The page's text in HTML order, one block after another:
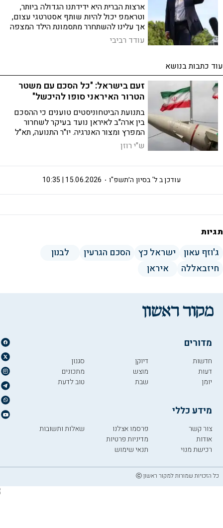
ארצות הברית היא ידידתנו הגדולה ביותר,
וטראמפ יכול להיות שותף אסטרטגי עצום,
אך עלינו להשתחרר מתסמונת הילד המצפה
לאישור מההורה
עודד רביבי
עוד כתבות בנושא
זעם בישראל: "כל הסכם עם משטר
הטרור האיראני סופו להיכשל"
בתנועת הביטחוניסטים טוענים כי ההסכם
בין ארה"ב לאיראן נועד בעיקר לשחרור
המפרץ ומצור האנרגיה. יו"ר התנועה, תא"ל
במיל' ארז וינר: "המבחן האמיתי יהיה בגרעין
ובלבנון"
ש"י רוזן
ל' בסיון ה׳תשפ"ו 15.06.2026 | 10:35 עודכן ב
תגיות
ג'וזף עאון ישראל כץ הסכם הגרעין
לבנון
חיזבאללה
איראן
מדורים
חדשות
דעות
יומן
דיוקן
מוצש
שבת
סגנון
מתכונים
טוב לדעת
מידע כללי
צור קשר
אודות
רכישת מנוי
פרסמו אצלנו
מדיניות פרטיות
תנאי שימוש
שאלות ותשובות
כל הזכויות שמורות למקור ראשון ⓒ